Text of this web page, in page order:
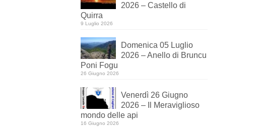
2026 – Castello di
Quirra
9 Luglio 2026
Domenica 05 Luglio
2026 – Anello di Bruncu
Poni Fogu
26 Giugno 2026
Venerdì 26 Giugno
2026 – Il Meraviglioso
mondo delle api
16 Giugno 2026